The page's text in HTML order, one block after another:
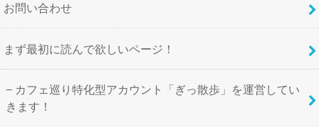
お問い合わせ
まず最初に読んで欲しいページ！
カフェ巡り特化型アカウント「ぎっ散歩」を運営してい
きます！